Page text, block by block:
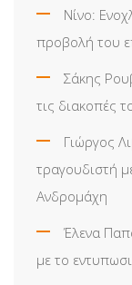
Νίνο:
προβολή του
Σάκης
τις διακοπές
Γιώργος
τραγουδιστή
Ανδρομάχη
Έλενα
με το